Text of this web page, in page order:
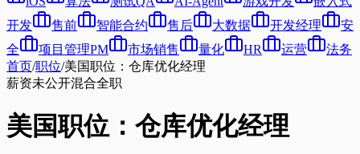
开发
售前 智能合约 售后 大数据 开发经理
安
全
项目管理PM 市场销售 量化 HR 运营
法务
首页/职位/美国职位：仓库优化经理
薪资未公开混合全职
美国职位：仓库优化经理